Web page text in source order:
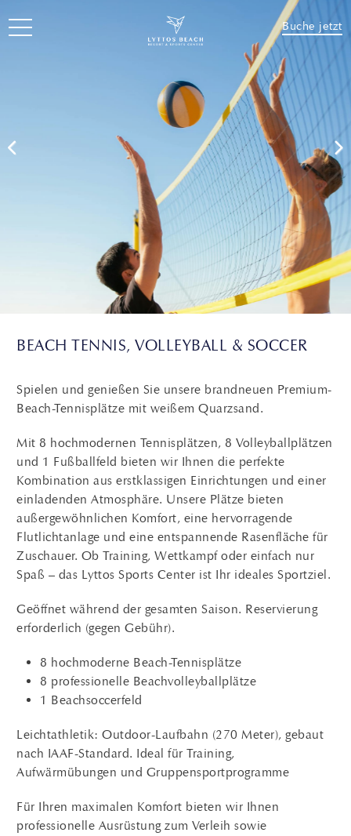
Buche jetzt
BEACH TENNIS, VOLLEYBALL & SOCCER
Spielen und genießen Sie unsere brandneuen Premium-
Beach-Tennisplätze mit weißem Quarzsand.
Mit 8 hochmodernen Tennisplätzen, 8 Volleyballplätzen
und 1 Fußballfeld bieten wir Ihnen die perfekte
Kombination aus erstklassigen Einrichtungen und einer
einladenden Atmosphäre. Unsere Plätze bieten
außergewöhnlichen Komfort, eine hervorragende
Flutlichtanlage und eine entspannende Rasenfläche für
Zuschauer. Ob Training, Wettkampf oder einfach nur
Spaß – das Lyttos Sports Center ist Ihr ideales Sportziel.
Geöffnet während der gesamten Saison. Reservierung
erforderlich (gegen Gebühr).
8 hochmoderne Beach-Tennisplätze
8 professionelle Beachvolleyballplätze
1 Beachsoccerfeld
Leichtathletik: Outdoor-Laufbahn (270 Meter), gebaut
nach IAAF-Standard. Ideal für Training,
Aufwärmübungen und Gruppensportprogramme
Für Ihren maximalen Komfort bieten wir Ihnen
professionelle Ausrüstung zum Verleih sowie